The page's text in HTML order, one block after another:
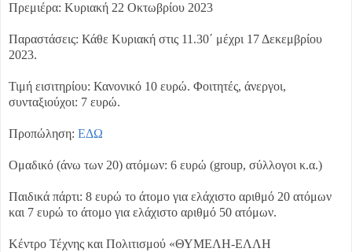
Πρεμιέρα: Κυριακή 22 Οκτωβρίου 2023
Παραστάσεις: Κάθε Κυριακή στις 11.30΄ μέχρι 17 Δεκεμβρίου
2023.
Τιμή εισιτηρίου: Κανονικό 10 ευρώ. Φοιτητές, άνεργοι,
συνταξιούχοι: 7 ευρώ.
Προπώληση: ΕΔΩ
Ομαδικό (άνω των 20) ατόμων: 6 ευρώ (group, σύλλογοι κ.α.)
Παιδικά πάρτι: 8 ευρώ το άτομο για ελάχιστο αριθμό 20 ατόμων
και 7 ευρώ το άτομο για ελάχιστο αριθμό 50 ατόμων.
Κέντρο Τέχνης και Πολιτισμού «ΘΥΜΕΛΗ-ΕΛΛΗ